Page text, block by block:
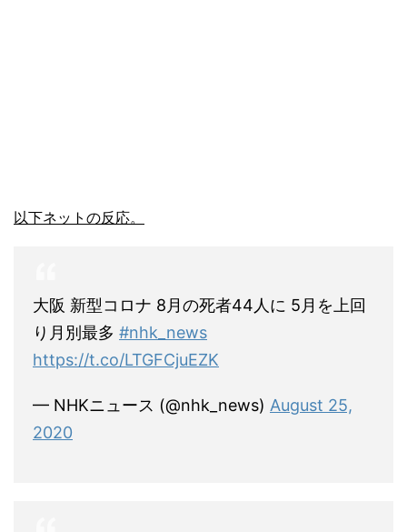
以下ネットの反応。
大阪 新型コロナ 8月の死者44人に 5月を上回
り月別最多 #nhk_news
https://t.co/LTGFCjuEZK
— NHKニュース (@nhk_news) August 25,
2020